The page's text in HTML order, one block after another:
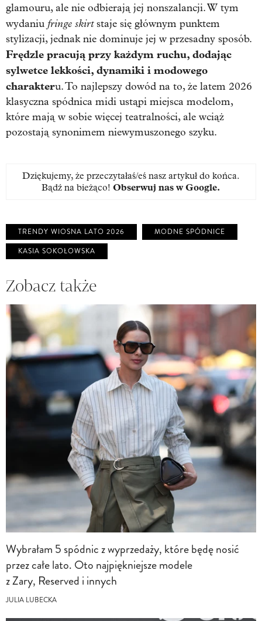
glamouru, ale nie odbierają jej nonszalancji. W tym
wydaniu fringe skirtstaje się głównym punktem
stylizacji, jednak nie dominuje jej w przesadny sposób.
Frędzle pracują przy każdym ruchu, dodając
sylwetce lekkości, dynamiki i modowego
charakteru. To najlepszy dowód na to, że latem 2026
klasyczna spódnica midi ustąpi miejsca modelom,
które mają w sobie więcej teatralności, ale wciąż
pozostają synonimem niewymuszonego szyku.
Dziękujemy, że przeczytałaś/eś nasz artykuł do końca.
Bądź na bieżąco! Obserwuj nas w Google.
TRENDY WIOSNA LATO 2026
MODNE SPÓDNICE
KASIA SOKOŁOWSKA
Zobacz także
Wybrałam 5 spódnic z wyprzedaży, które będę nosić
przez całe lato. Oto najpiękniejsze modele
z Zary, Reserved i innych
JULIA LUBECKA